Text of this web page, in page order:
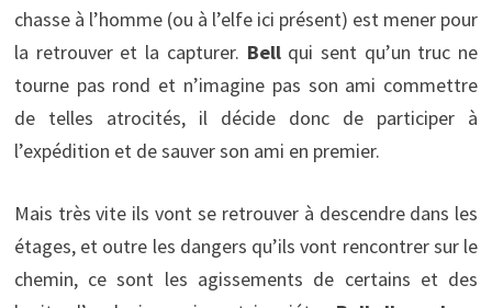
chasse à l’homme (ou à l’elfe ici présent) est mener pour
la retrouver et la capturer. Bell qui sent qu’un truc ne
tourne pas rond et n’imagine pas son ami commettre
de telles atrocités, il décide donc de participer à
l’expédition et de sauver son ami en premier.
Mais très vite ils vont se retrouver à descendre dans les
étages, et outre les dangers qu’ils vont rencontrer sur le
chemin, ce sont les agissements de certains et des